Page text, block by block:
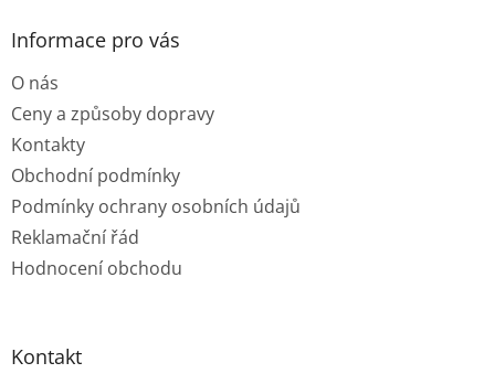
Informace pro vás
O nás
Ceny a způsoby dopravy
Kontakty
Obchodní podmínky
Podmínky ochrany osobních údajů
Reklamační řád
Hodnocení obchodu
Kontakt